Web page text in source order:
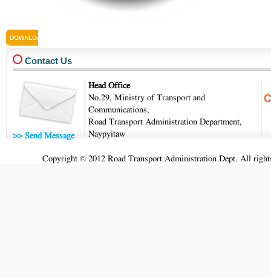
last.pdf
Contact Us
>> Send Message
Head Office
No.29, Ministry of Transport and
Communications,
Road Transport Administration Department,
Naypyitaw
Copyright © 2012 Road Transport Administration Dept. All